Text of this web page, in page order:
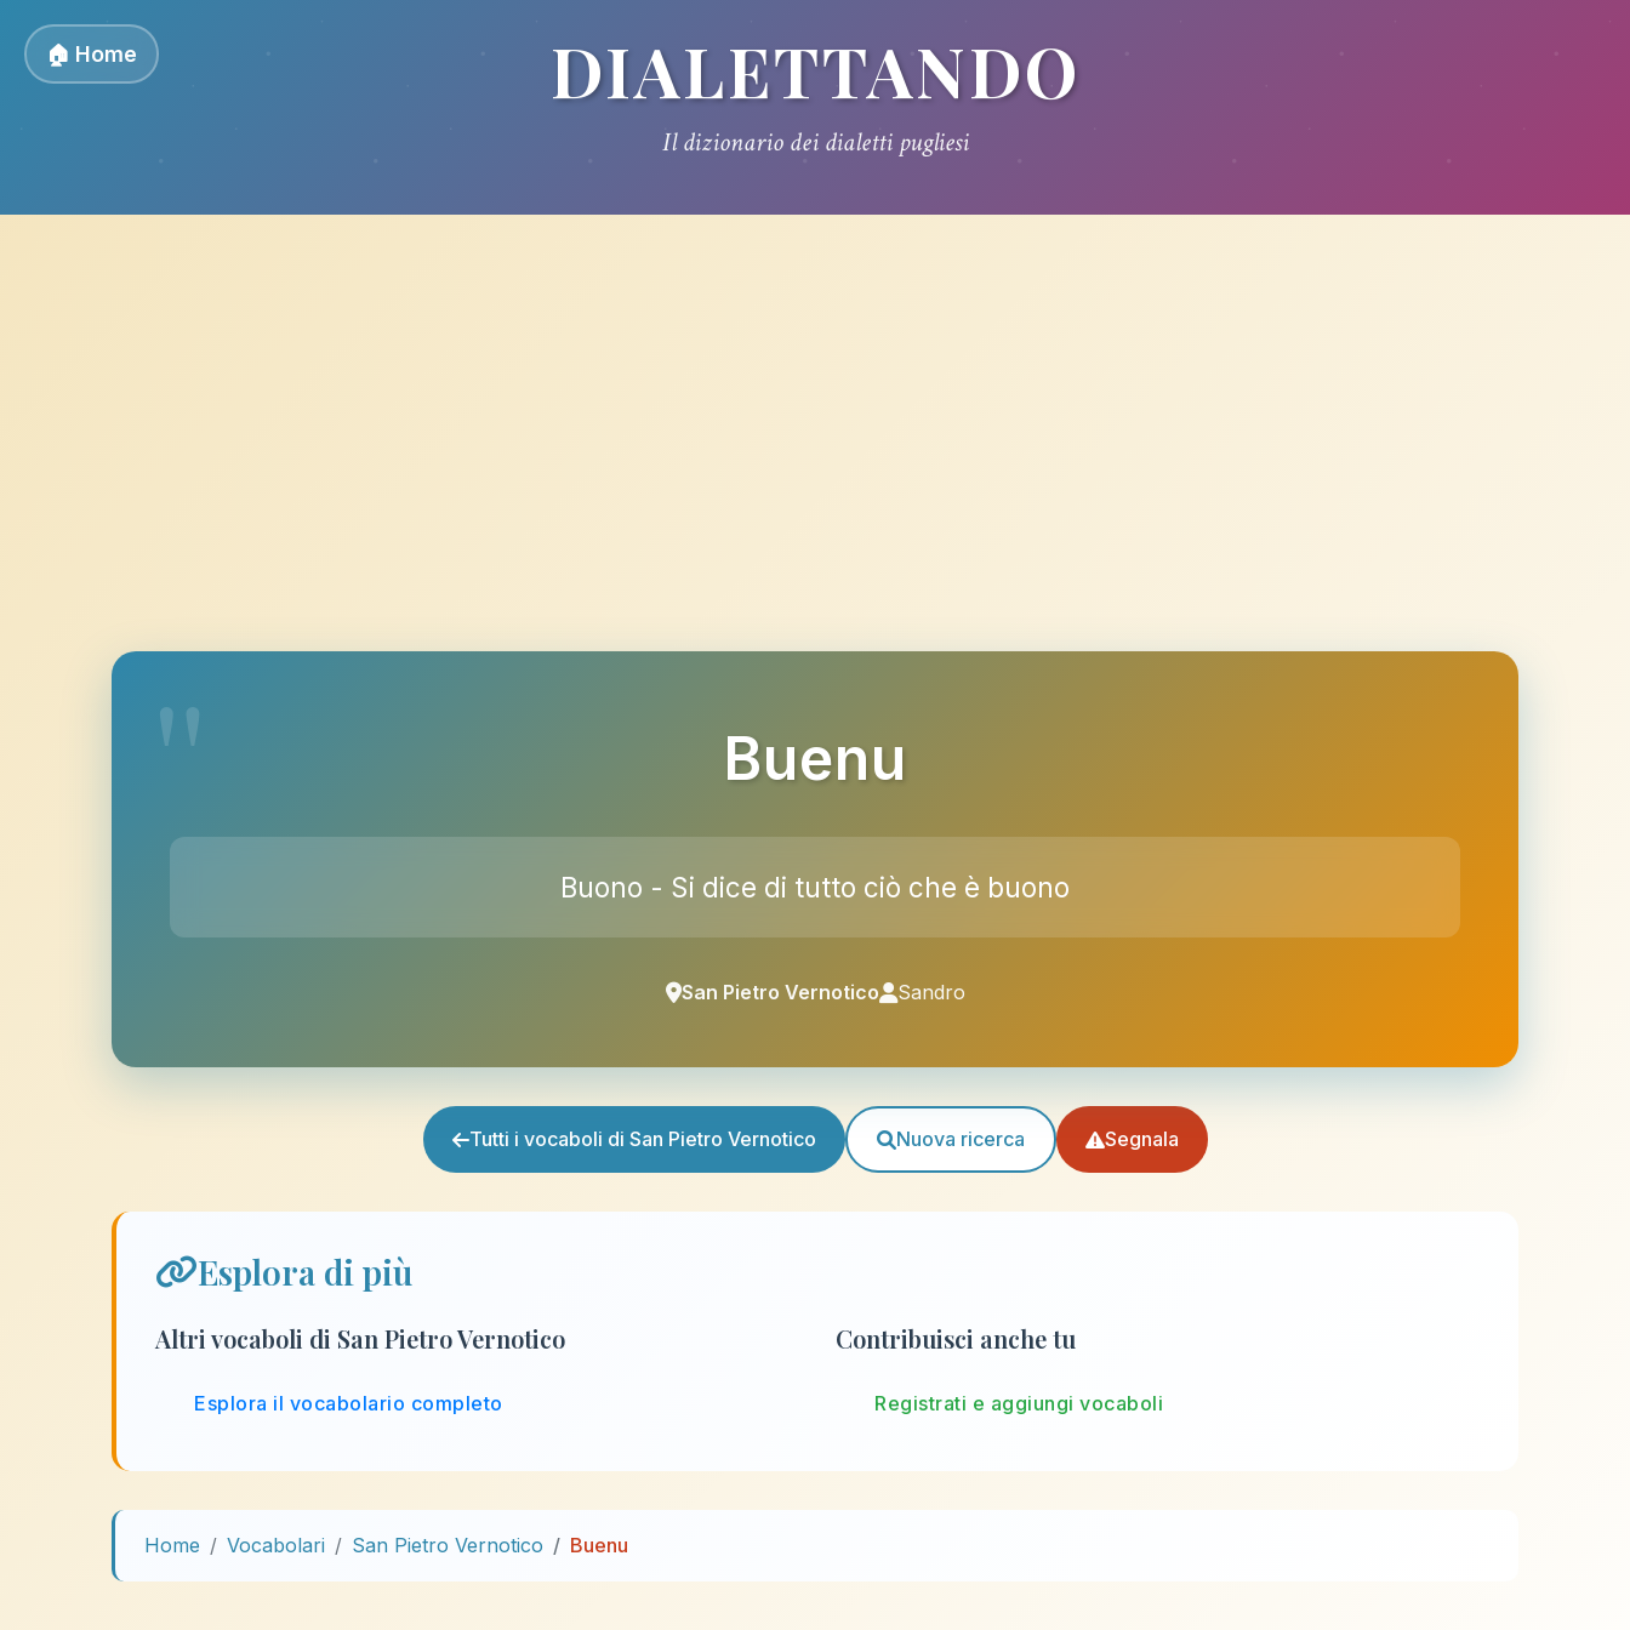
🏠 Home DIALETTANDO
Il dizionario dei dialetti pugliesi
Buenu
Buono - Si dice di tutto ciò che è buono
San Pietro Vernotico Sandro
Tutti i vocaboli di San Pietro Vernotico Nuova ricerca Segnala
Esplora di più
Altri vocaboli di San Pietro Vernotico
Esplora il vocabolario completo
Contribuisci anche tu
Registrati e aggiungi vocaboli
Home Vocabolari San Pietro Vernotico Buenu